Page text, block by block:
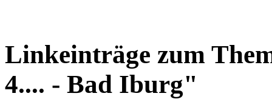
Linkeinträge zum
4.... - Bad Iburg"